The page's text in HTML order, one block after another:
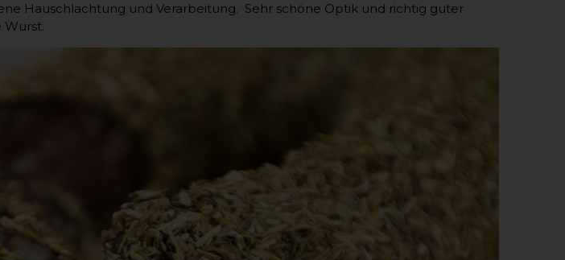
Hauschlachtung und Verarbeitung. Sehr schöne Optik und richtig guter
Wurst.